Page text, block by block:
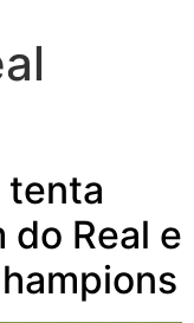
tenta
Real e